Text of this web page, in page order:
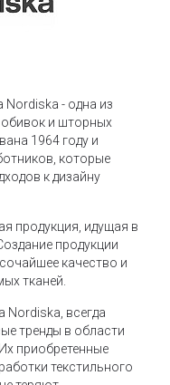
Nordiska - одна из
и шторных
1964 году и
которые
к дизайну
продукция, идущая в
продукции
качество и
тканей.
Nordiska, всегда
тренды в области
приобретенные
текстильного